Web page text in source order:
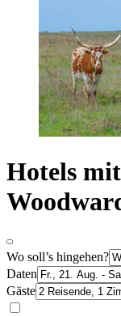
Hotels
Wo soll’s hingehen?
Daten
Gäste